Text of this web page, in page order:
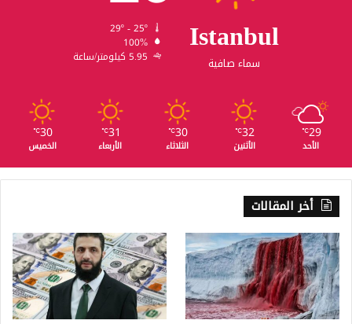
Istanbul
سماء صافية
100%
5.95 كيلومتر/ساعة
29
℃
الأحد
32
℃
الأثنين
30
℃
الثلاثاء
31
℃
الأربعاء
30
℃
الخميس
أخر المقالات